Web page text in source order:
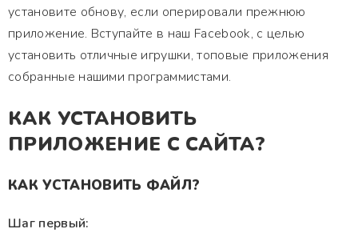
установите обнову, если оперировали прежнюю
приложение. Вступайте в наш Facebook, с целью
установить отличные игрушки, топовые приложения
собранные нашими программистами.
КАК УСТАНОВИТЬ
ПРИЛОЖЕНИЕ С САЙТА?
КАК УСТАНОВИТЬ ФАЙЛ?
Шаг первый: